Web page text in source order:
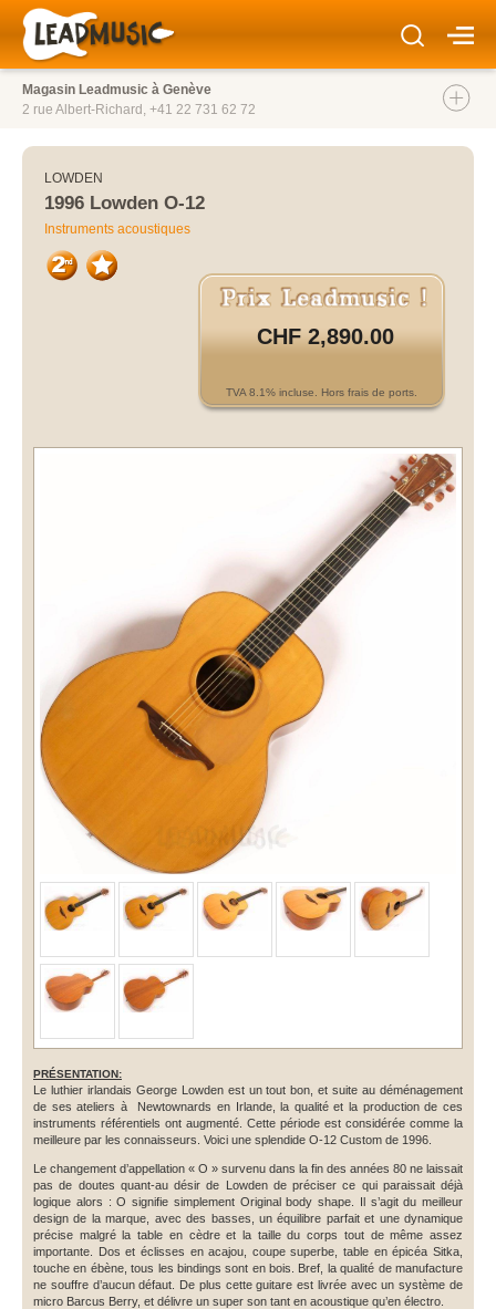
Magasin Leadmusic à Genève
2 rue Albert-Richard, +41 22 731 62 72
LOWDEN
1996 Lowden O-12
Instruments acoustiques
CHF 2,890.00
TVA 8.1% incluse. Hors frais de ports.
PRÉSENTATION:
Le luthier irlandais George Lowden est un tout bon, et suite au déménagement
de ses ateliers à Newtownards en Irlande, la qualité et la production de ces
instruments référentiels ont augmenté. Cette période est considérée comme la
meilleure par les connaisseurs. Voici une splendide O-12 Custom de 1996.
Le changement d’appellation « O » survenu dans la fin des années 80 ne laissait
pas de doutes quant-au désir de Lowden de préciser ce qui paraissait déjà
logique alors : O signifie simplement Original body shape. Il s’agit du meilleur
design de la marque, avec des basses, un équilibre parfait et une dynamique
précise malgré la table en cèdre et la taille du corps tout de même assez
importante. Dos et éclisses en acajou, coupe superbe, table en épicéa Sitka,
touche en ébène, tous les bindings sont en bois. Bref, la qualité de manufacture
ne souffre d’aucun défaut. De plus cette guitare est livrée avec un système de
micro Barcus Berry, et délivre un super son tant en acoustique qu’en électro.